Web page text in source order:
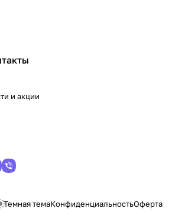
и акции
Темная темаКонфиденциальностьОферта